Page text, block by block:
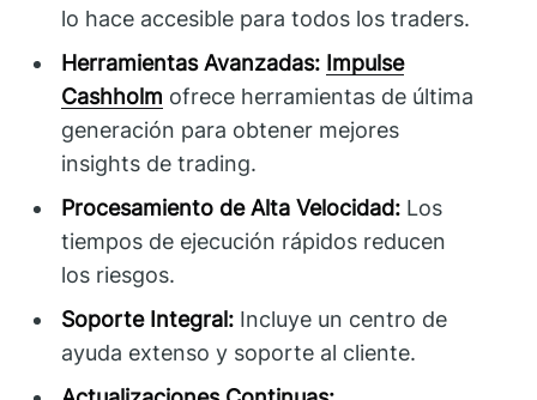
lo hace accesible para todos los traders.
Herramientas Avanzadas: Impulse
Cashholm ofrece herramientas de última
generación para obtener mejores
insights de trading.
Procesamiento de Alta Velocidad: Los
tiempos de ejecución rápidos reducen
los riesgos.
Soporte Integral: Incluye un centro de
ayuda extenso y soporte al cliente.